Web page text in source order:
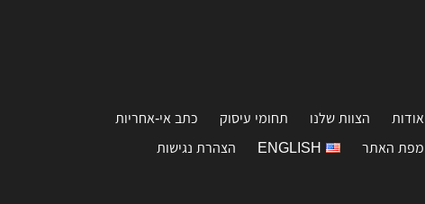
אודות הצוות שלנו תחומי עיסוק
כתב אי-אחריות
מפת האתר
ENGLISH הצהרת נגישות